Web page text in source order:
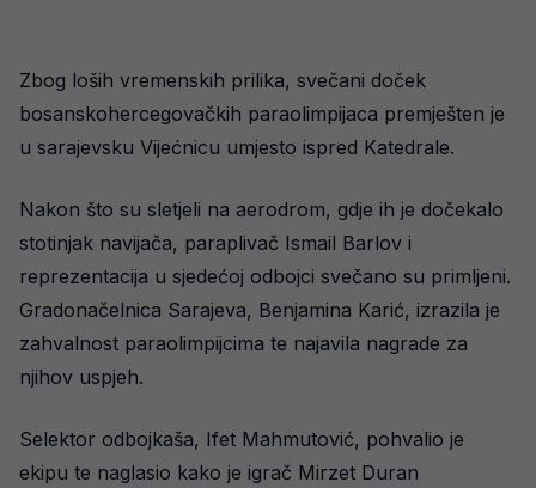
Zbog loših vremenskih prilika, svečani doček
bosanskohercegovačkih paraolimpijaca premješten je
u sarajevsku Vijećnicu umjesto ispred Katedrale.
Nakon što su sletjeli na aerodrom, gdje ih je dočekalo
stotinjak navijača, paraplivač Ismail Barlov i
reprezentacija u sjedećoj odbojci svečano su primljeni.
Gradonačelnica Sarajeva, Benjamina Karić, izrazila je
zahvalnost paraolimpijcima te najavila nagrade za
njihov uspjeh.
Selektor odbojkaša, Ifet Mahmutović, pohvalio je
ekipu te naglasio kako je igrač Mirzet Duran